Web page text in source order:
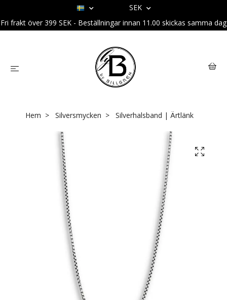
SEK
Fri frakt över 399 SEK - Beställningar innan 11.00 skickas samma dag
Hem Silversmycken Silverhalsband | Ärtlänk